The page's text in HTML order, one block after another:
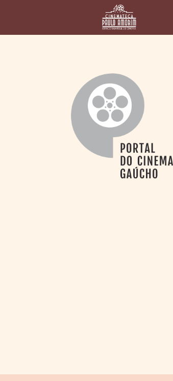
PAULO AMORIM
> HOMENAGEADOS
> ASSOCIAÇÃO DOS
> BIBLIOTECA
ROMEU GRIMALDI
CONTATO E